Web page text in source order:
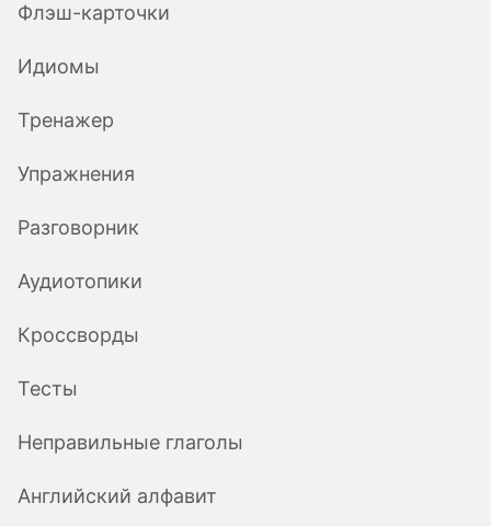
Флэш-карточки
Идиомы
Тренажер
Упражнения
Разговорник
Аудиотопики
Кроссворды
Тесты
Неправильные глаголы
Английский алфавит